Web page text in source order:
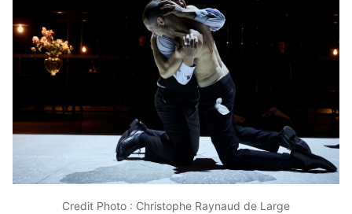
Credit Photo : Christophe Raynaud de Large